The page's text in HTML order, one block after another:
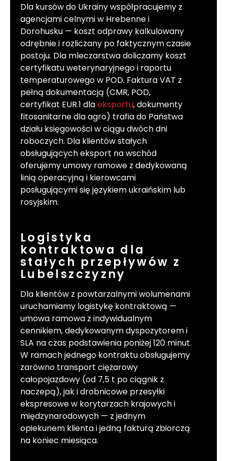
Dla kursów do Ukrainy współpracujemy z
agencjami celnymi w Hrebenne i
Dorohusku — koszt odprawy kalkulowany
odrębnie i rozliczany po faktycznym czasie
postoju. Dla mleczarstwa doliczamy koszt
certyfikatu weterynaryjnego i raportu
temperaturowego w POD. Faktura VAT z
pełną dokumentacją (CMR, POD,
certyfikat EUR.1 dlaeksportu, dokumenty
fitosanitarne dla agro) trafia do Państwa
działu księgowości w ciągu dwóch dni
roboczych. Dla klientów stałych
obsługujących eksport na wschód
oferujemy umowy ramowe z dedykowaną
linią operacyjną i kierowcami
posługującymi się językiem ukraińskim lub
rosyjskim.
Logistyka
kontraktowa dla
stałych przepływów z
Lubelszczyzny
Dla klientów z powtarzalnymi wolumenami
uruchamiamy logistykę kontraktową —
umowa ramowa z indywidualnym
cennikiem, dedykowanym dyspozytorem i
SLA na czas podstawienia poniżej 120 minut.
W ramach jednego kontraktu obsługujemy
zarówno transport ciężarowy
całopojazdowy (od 7,5 t po ciągnik z
naczepą), jak i drobnicowe przesyłki
ekspresowe w korytarzach krajowych i
międzynarodowych — z jednym
opiekunem klienta i jedną fakturą zbiorczą
na koniec miesiąca.